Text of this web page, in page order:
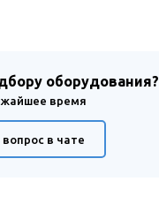
оборудования?
время
в чате